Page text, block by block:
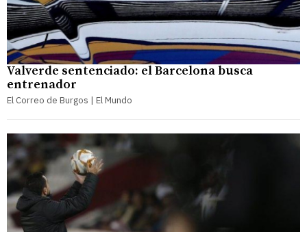
Valverde sentenciado: el Barcelona busca
entrenador
El Correo de Burgos | El Mundo